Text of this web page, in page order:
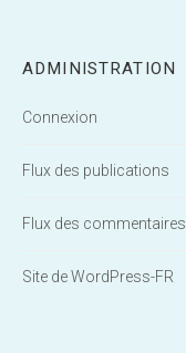
ADMINISTRATION
Connexion
Flux des publications
Flux des commentaires
Site de WordPress-FR